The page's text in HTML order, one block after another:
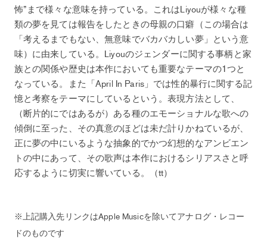
怖”まで様々な意味を持っている。これはLiyouが様々な種
類の夢を見ては報告をしたときの母親の口癖（この場合は
「考えるまでもない、無意味でバカバカしい夢」という意
味）に由来している。Liyouのジェンダーに関する事柄と家
族との関係や歴史は本作においても重要なテーマの1つと
なっている。また「April In Paris」では性的暴行に関する記
憶と考察をテーマにしているという。表現方法として、
（断片的にではあるが）ある種のエモーショナルな歌への
傾倒に至った、その真意のほどは未だ計りかねているが、
正に夢の中にいるような抽象的でかつ幻想的なアンビエン
トの中にあって、その歌声は本作におけるシリアスさと呼
応するように切実に響いている。（tt）
※上記購入先リンクはApple Musicを除いてアナログ・レコー
ドのものです